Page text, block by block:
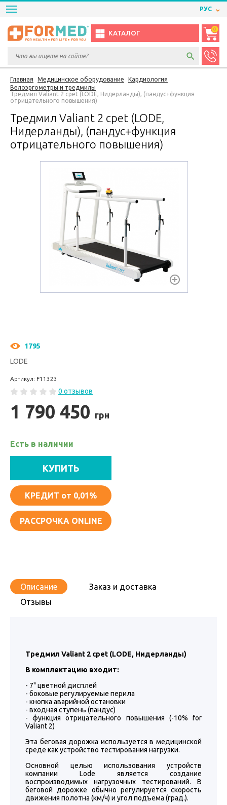
РУС
КАТАЛОГ
0
Главная Медицинское оборудование
Кардиология
Велоэргометры и тредмилы
Тредмил Valiant 2 cpet (LODE, Нидерланды), (пандус+функция
отрицательного повышения)
Тредмил Valiant 2 cpet (LODE,
Нидерланды), (пандус+функция
отрицательного повышения)
1795
LODE
Артикул: F11323
0 отзывов
1 790 450 грн
Есть в наличии
КУПИТЬ
КРЕДИТ от 0,01%
РАССРОЧКА ONLINE
Описание
Заказ и доставка
Отзывы
Тредмил Valiant 2 cpet (LODE, Нидерланды)
В комплектацию входит:
- 7" цветной дисплей
- боковые регулируемые перила
- кнопка аварийной остановки
- входная ступень (пандус)
- функция отрицательного повышения (-10% for
Valiant 2)
Эта беговая дорожка используется в медицинской
среде как устройство тестирования нагрузки.
Основной целью использования устройств
компании Lode является создание
воспроизводимых нагрузочных тестирований. В
беговой дорожке обычно регулируется скорость
движения полотна (км/ч) и угол подъема (град.).